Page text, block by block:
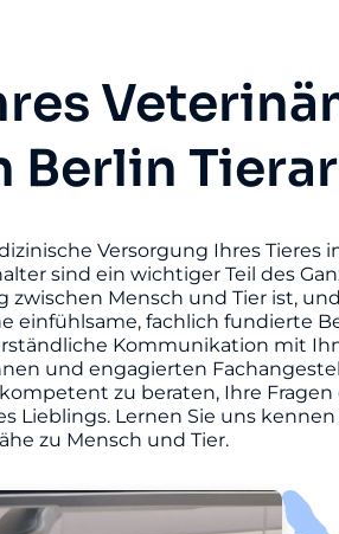
Berlin
Versorgung Ihres Tieres
sind ein wichtiger Teil des
zwischen Mensch und Tier ist,
einfühlsame, fachlich fundierte
Kommunikation mit
und engagierten
zu beraten, Ihre Fragen
Lieblings. Lernen Sie uns kennen
zu Mensch und Tier.